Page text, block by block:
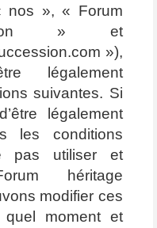
», « Forum
» et
»),
légalement
suivantes. Si
légalement
les conditions
pas utiliser et
héritage
modifier ces
quel moment et